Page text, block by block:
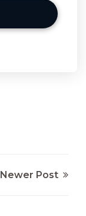
Newer Post